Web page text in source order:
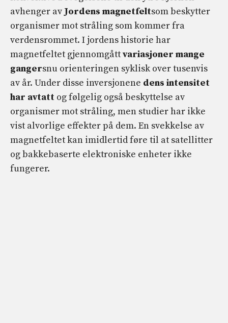
avhenger av Jordens magnetfeltsom beskytter
organismer mot stråling som kommer fra
verdensrommet. I jordens historie har
magnetfeltet gjennomgåttvariasjoner mange
gangersnu orienteringen syklisk over tusenvis
av år. Under disse inversjonene dens intensitet
har avtatt og følgelig også beskyttelse av
organismer mot stråling, men studier har ikke
vist alvorlige effekter på dem. En svekkelse av
magnetfeltet kan imidlertid føre til at satellitter
og bakkebaserte elektroniske enheter ikke
fungerer.